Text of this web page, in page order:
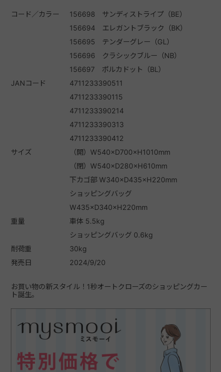
コード／カラー
156698 サンディストライプ（BE）
156694 エレガントブラック（BK）
156695 テンダーグレー（GL）
156696 クラシックブルー（NB）
156697 ポルカドット（BL）
JANコード
4711233390511
4711233390115
4711233390214
4711233390313
4711233390412
サイズ
（開）W540×D700×H1010mm
（閉）W540×D280×H610mm
下カゴ部 W340×D435×H220mm
ショッピングバッグ
W435×D340×H220mm
重量
車体 5.5kg
ショッピングバッグ 0.6kg
耐荷重
30kg
発売日
2024/9/20
お買い物の新スタイル！1秒オートクローズのショッピングカー
ト誕生。